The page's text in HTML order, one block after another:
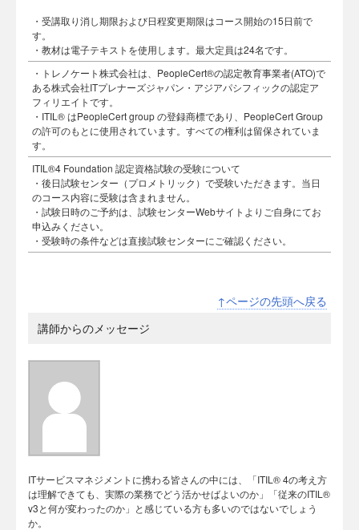
・受講取り消し期限および日程変更期限はコース開始の15日前で
す。
・教材は電子テキストを使用します。最大定員は24名です。
・トレノケート株式会社は、PeopleCert®の認定教育事業者(ATO)で
ある株式会社ITプレナーズジャパン・アジアパシフィックの認定ア
フィリエイトです。
・ITIL® はPeopleCert group の登録商標であり、PeopleCert Group
の許可のもとに使用されています。すべての権利は留保されていま
す。
ITIL®4 Foundation 認定資格試験の受験について
・後日試験センター（プロメトリック）で受験いただきます。当日
のコース内容に受験は含まれません。
・試験日時のご予約は、試験センターWebサイトよりご自身にてお
申込みください。
・受験時の条件などは直接試験センターにご確認ください。
↑ページの先頭へ戻る
講師からのメッセージ
ITサービスマネジメントに携わる皆さんの中には、「ITIL® 4の考え方
は理解できても、実際の業務でどう活かせばよいのか」「従来のITIL®
v3と何が変わったのか」と感じている方も多いのではないでしょう
か。